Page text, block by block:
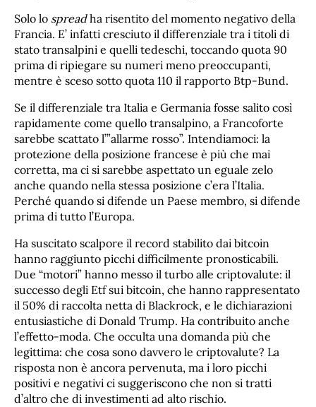
Solo lo spreadha risentito del momento negativo della
Francia. E’ infatti cresciuto il differenziale tra i titoli di
stato transalpini e quelli tedeschi, toccando quota 90
prima di ripiegare su numeri meno preoccupanti,
mentre è sceso sotto quota 110 il rapporto Btp-Bund.
Se il differenziale tra Italia e Germania fosse salito così
rapidamente come quello transalpino, a Francoforte
sarebbe scattato l’”allarme rosso”. Intendiamoci: la
protezione della posizione francese è più che mai
corretta, ma ci si sarebbe aspettato un eguale zelo
anche quando nella stessa posizione c’era l’Italia.
Perché quando si difende un Paese membro, si difende
prima di tutto l’Europa.
Ha suscitato scalpore il record stabilito dai bitcoin
hanno raggiunto picchi difficilmente pronosticabili.
Due “motori” hanno messo il turbo alle criptovalute: il
successo degli Etf sui bitcoin, che hanno rappresentato
il 50% di raccolta netta di Blackrock, e le dichiarazioni
entusiastiche di Donald Trump. Ha contribuito anche
l’effetto-moda. Che occulta una domanda più che
legittima: che cosa sono davvero le criptovalute? La
risposta non è ancora pervenuta, ma i loro picchi
positivi e negativi ci suggeriscono che non si tratti
d’altro che di investimenti ad alto rischio.